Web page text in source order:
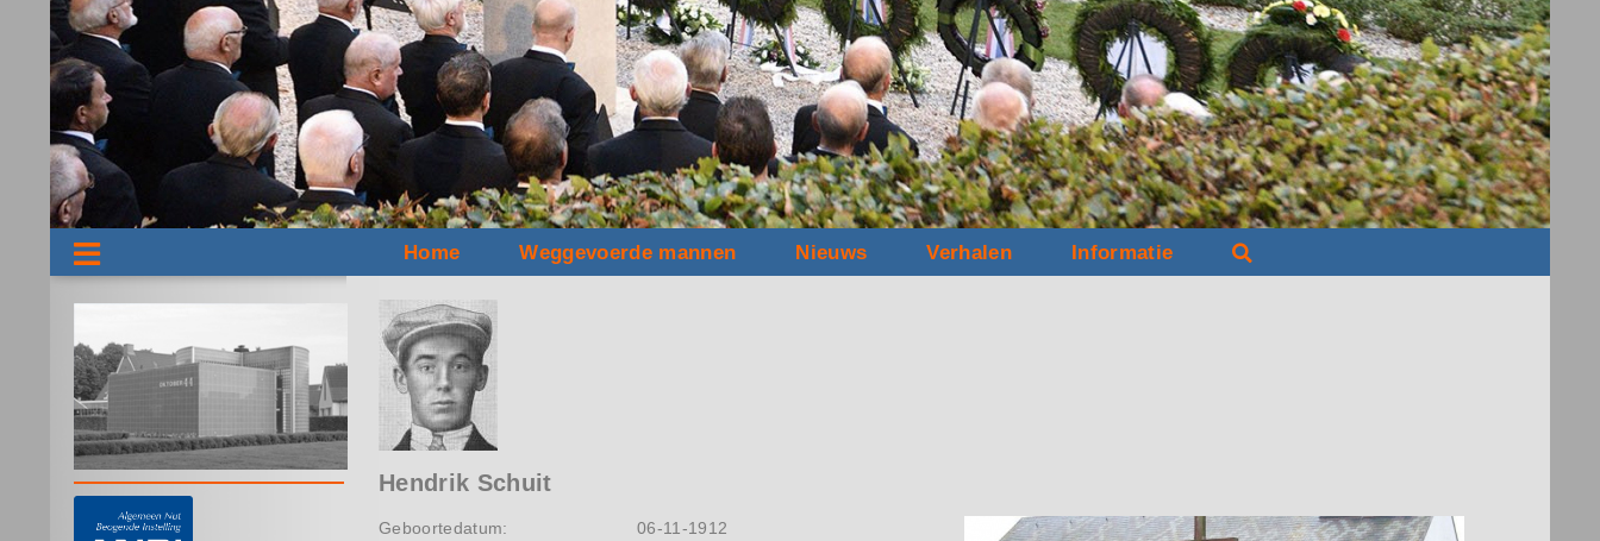
Home Weggevoerde mannen Nieuws Verhalen Informatie
Hendrik Schuit
Geboortedatum:
06-11-1912